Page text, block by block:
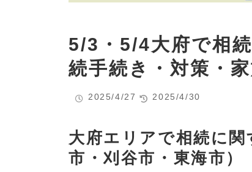
5/3・5/4大府で相
続手続き・対策・家
2025/4/27 2025/4/30
大府エリアで相続に
市・刈谷市・東海市）